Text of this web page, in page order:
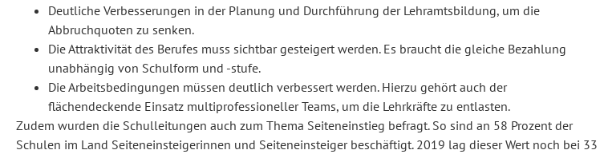
Deutliche Verbesserungen in der Planung und Durchführung der Lehramtsbildung, um die
Abbruchquoten zu senken.
Die Attraktivität des Berufes muss sichtbar gesteigert werden. Es braucht die gleiche Bezahlung
unabhängig von Schulform und -stufe.
Die Arbeitsbedingungen müssen deutlich verbessert werden. Hierzu gehört auch der
flächendeckende Einsatz multiprofessioneller Teams, um die Lehrkräfte zu entlasten.
Zudem wurden die Schulleitungen auch zum Thema Seiteneinstieg befragt. So sind an 58 Prozent der
Schulen im Land Seiteneinsteigerinnen und Seiteneinsteiger beschäftigt. 2019 lag dieser Wert noch bei 33